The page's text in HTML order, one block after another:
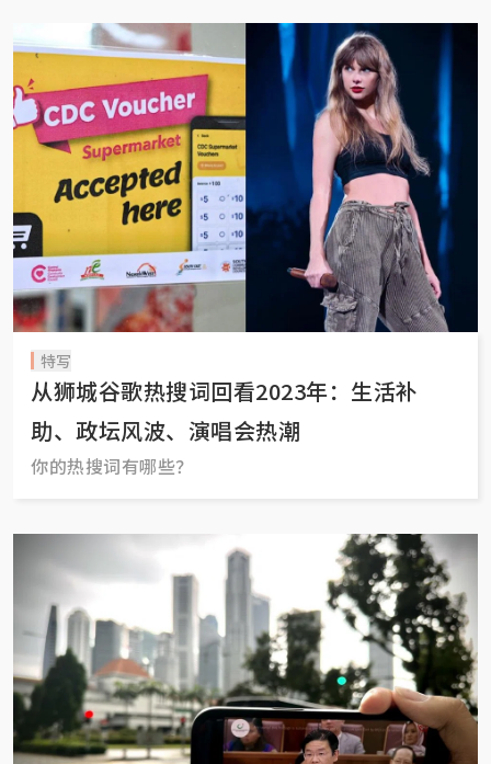
特写
从狮城谷歌热搜词回看2023年：生活补
助、政坛风波、演唱会热潮
你的热搜词有哪些？